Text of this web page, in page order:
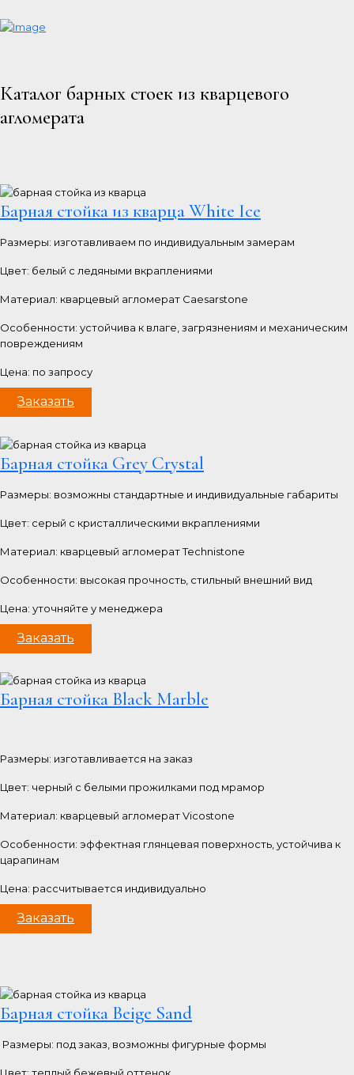
Каталог барных стоек из кварцевого
агломерата
Барная стойка из кварца White Ice
Размеры: изготавливаем по индивидуальным замерам
Цвет: белый с ледяными вкраплениями
Материал: кварцевый агломерат Caesarstone
Особенности: устойчива к влаге, загрязнениям и механическим
повреждениям
Цена: по запросу
Заказать
Барная стойка Grey Crystal
Размеры: возможны стандартные и индивидуальные габариты
Цвет: серый с кристаллическими вкраплениями
Материал: кварцевый агломерат Technistone
Особенности: высокая прочность, стильный внешний вид
Цена: уточняйте у менеджера
Заказать
Барная стойка Black Marble
Размеры: изготавливается на заказ
Цвет: черный с белыми прожилками под мрамор
Материал: кварцевый агломерат Vicostone
Особенности: эффектная глянцевая поверхность, устойчива к
царапинам
Цена: рассчитывается индивидуально
Заказать
Барная стойка Beige Sand
Размеры: под заказ, возможны фигурные формы